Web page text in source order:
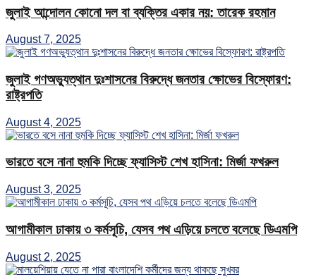
জুলাই আন্দোলন কোনো দল বা ব্যক্তির একার নয়: তারেক রহমান
August 7, 2025
জুলাই গণঅভ্যুত্থান দুঃশাসনের বিরুদ্ধে জনতার ক্ষোভের বিস্ফোরণ:
রাষ্ট্রপতি
August 4, 2025
ভারতে বসে নানা হুমকি দিচ্ছে ফ্যাসিস্ট শেখ হাসিনা: মির্জা ফখরুল
August 3, 2025
আগামীকাল ঢাকায় ৩ কর্মসূচি, যেসব পথ এড়িয়ে চলতে বলেছে ডিএমপি
August 2, 2025